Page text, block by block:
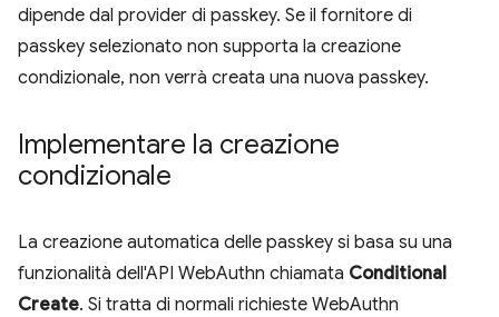
dipende dal provider di passkey. Se il fornitore di
passkey selezionato non supporta la creazione
condizionale, non verrà creata una nuova passkey.
Implementare la creazione
condizionale
La creazione automatica delle passkey si basa su una
funzionalità dell'API WebAuthn chiamata Conditional
Create. Si tratta di normali richieste WebAuthn